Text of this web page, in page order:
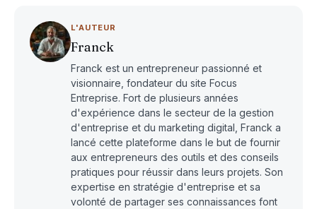
L'AUTEUR
Franck
Franck est un entrepreneur passionné et
visionnaire, fondateur du site Focus
Entreprise. Fort de plusieurs années
d'expérience dans le secteur de la gestion
d'entreprise et du marketing digital, Franck a
lancé cette plateforme dans le but de fournir
aux entrepreneurs des outils et des conseils
pratiques pour réussir dans leurs projets. Son
expertise en stratégie d'entreprise et sa
volonté de partager ses connaissances font